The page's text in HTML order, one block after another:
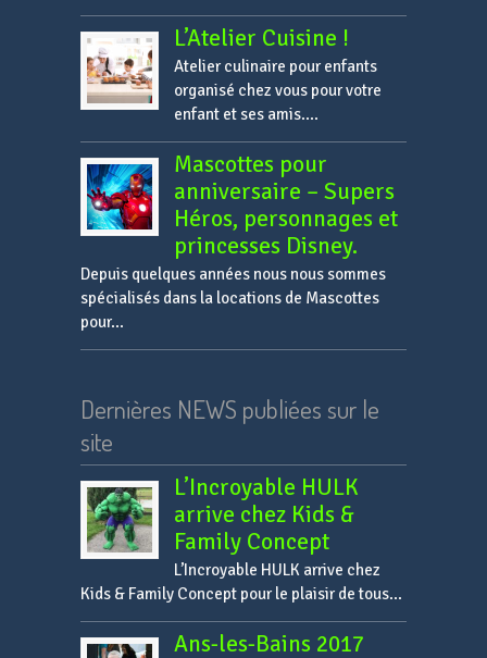
L’Atelier Cuisine !
Atelier culinaire pour enfants
organisé chez vous pour votre
enfant et ses amis....
Mascottes pour
anniversaire – Supers
Héros, personnages et
princesses Disney.
Depuis quelques années nous nous sommes
spécialisés dans la locations de Mascottes
pour...
Dernières NEWS publiées sur le
site
L’Incroyable HULK
arrive chez Kids &
Family Concept
L’Incroyable HULK arrive chez
Kids & Family Concept pour le plaisir de tous...
Ans-les-Bains 2017